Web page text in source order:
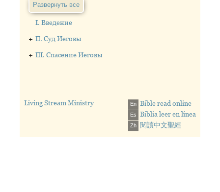
Развернуть все
I. Введение
II. Суд Иеговы
+
III. Спасение Иеговы
+
En Bible read online
Es Biblia leer en línea
Zh 閱讀中文聖經
Living Stream Ministry